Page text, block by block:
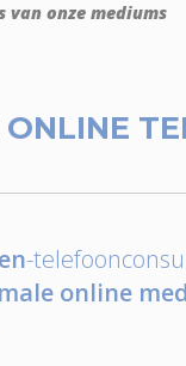
onze mediums
ONLINE
-
online